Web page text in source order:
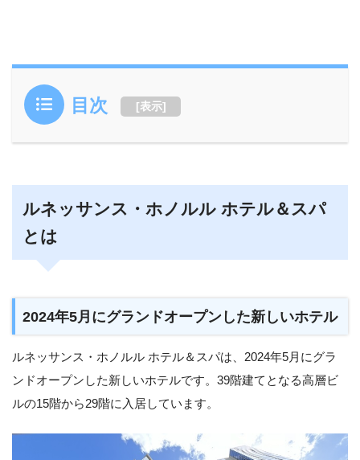
目次 [表示]
ルネッサンス・ホノルル ホテル＆スパ
とは
2024年5月にグランドオープンした新しいホテル
ルネッサンス・ホノルル ホテル＆スパは、2024年5月にグラ
ンドオープンした新しいホテルです。39階建てとなる高層ビ
ルの15階から29階に入居しています。